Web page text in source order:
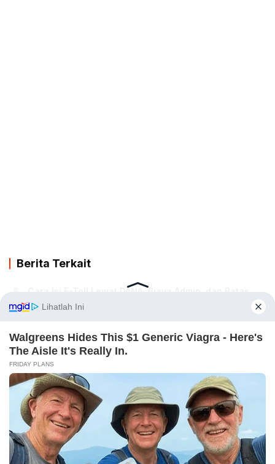
Berita Terkait
Cara Isi E-Toll Lewat DANA, Biaya Admin, dan Batas
Minimalnya
Gratis Tanpa Ribet
Menyelami Makna di Balik Lirik Lagu Meleleh Bahagia
Mila Valen
Tinggalkan Balasan
Anda harusmasuk untuk berkomentar.
Pilihan Editor